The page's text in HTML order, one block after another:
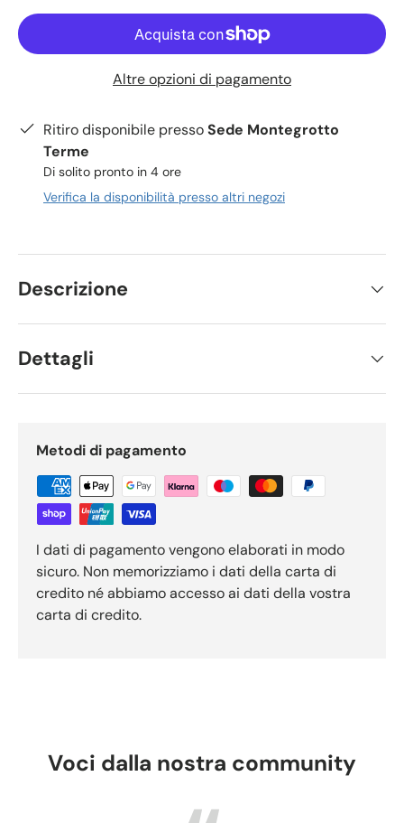
Altre opzioni di pagamento
Ritiro disponibile pressoSede Montegrotto
Terme
Di solito pronto in 4 ore
Verifica la disponibilità presso altri negozi
Descrizione
Dettagli
Metodi di pagamento
I dati di pagamento vengono elaborati in modo
sicuro. Non memorizziamo i dati della carta di
credito né abbiamo accesso ai dati della vostra
carta di credito.
Voci dalla nostra community